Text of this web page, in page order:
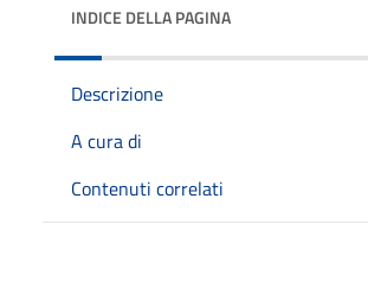
INDICE DELLA PAGINA
Descrizione
A cura di
Contenuti correlati